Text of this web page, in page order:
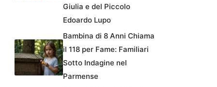
Giulia e del Piccolo
Edoardo Lupo
Bambina di 8 Anni Chiama
il 118 per Fame: Familiari
Sotto Indagine nel
Parmense